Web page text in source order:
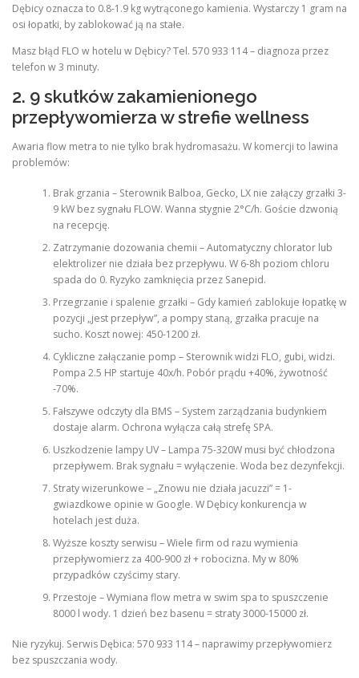
Dębicy oznacza to 0.8-1.9 kg wytrąconego kamienia. Wystarczy 1 gram na
osi łopatki, by zablokować ją na stałe.
Masz błąd FLO w hotelu w Dębicy? Tel. 570 933 114 – diagnoza przez
telefon w 3 minuty.
2. 9 skutków zakamienionego
przepływomierza w strefie wellness
Awaria flow metra to nie tylko brak hydromasażu. W komercji to lawina
problemów:
Brak grzania – Sterownik Balboa, Gecko, LX nie załączy grzałki 3-
9 kW bez sygnału FLOW. Wanna stygnie 2°C/h. Goście dzwonią
na recepcję.
Zatrzymanie dozowania chemii – Automatyczny chlorator lub
elektrolizer nie działa bez przepływu. W 6-8h poziom chloru
spada do 0. Ryzyko zamknięcia przez Sanepid.
Przegrzanie i spalenie grzałki – Gdy kamień zablokuje łopatkę w
pozycji „jest przepływ”, a pompy staną, grzałka pracuje na
sucho. Koszt nowej: 450-1200 zł.
Cykliczne załączanie pomp – Sterownik widzi FLO, gubi, widzi.
Pompa 2.5 HP startuje 40x/h. Pobór prądu +40%, żywotność
-70%.
Fałszywe odczyty dla BMS – System zarządzania budynkiem
dostaje alarm. Ochrona wyłącza całą strefę SPA.
Uszkodzenie lampy UV – Lampa 75-320W musi być chłodzona
przepływem. Brak sygnału = wyłączenie. Woda bez dezynfekcji.
Straty wizerunkowe – „Znowu nie działa jacuzzi” = 1-
gwiazdkowe opinie w Google. W Dębicy konkurencja w
hotelach jest duża.
Wyższe koszty serwisu – Wiele firm od razu wymienia
przepływomierz za 400-900 zł + robocizna. My w 80%
przypadków czyścimy stary.
Przestoje – Wymiana flow metra w swim spa to spuszczenie
8000 l wody. 1 dzień bez basenu = straty 3000-15000 zł.
Nie ryzykuj. Serwis Dębica: 570 933 114 – naprawimy przepływomierz
bez spuszczania wody.